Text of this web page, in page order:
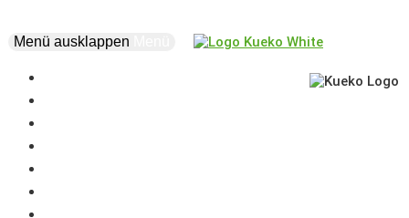
Menü ausklappen
Förderverein
our supporters